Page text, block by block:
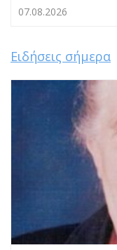
07.08.2026
Ειδήσεις σήμερα